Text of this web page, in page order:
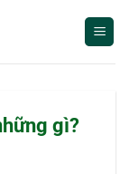
gì?